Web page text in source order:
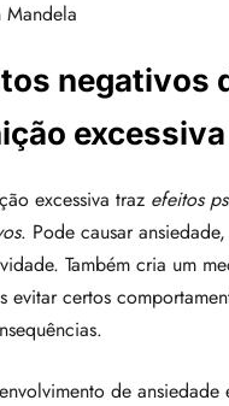
Mandela
negativos
excessiva
excessiva traz efeitos
. Pode causar
Também cria um
evitar certos
de ansiedade